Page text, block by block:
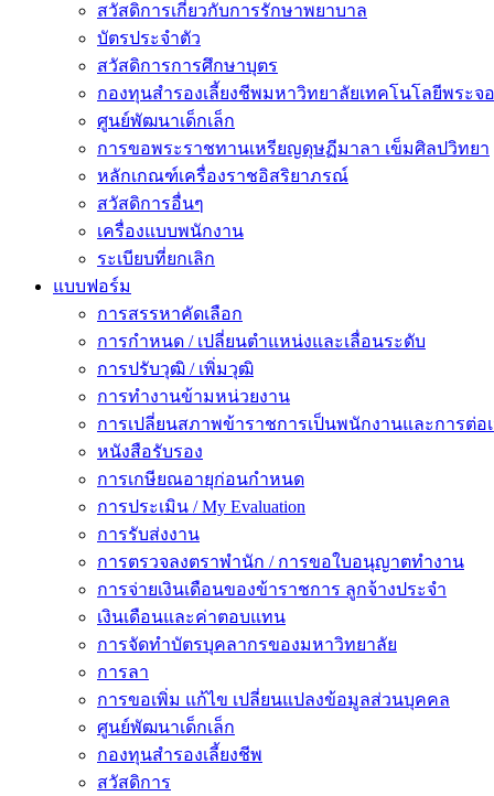
สวัสดิการเกี่ยวกับการรักษาพยาบาล
บัตรประจำตัว
สวัสดิการการศึกษาบุตร
กองทุนสำรองเลี้ยงชีพมหาวิทยาลัยเทคโนโลยีพระจ
ศูนย์พัฒนาเด็กเล็ก
การขอพระราชทานเหรียญดุษฏีมาลา เข็มศิลปวิทยา
หลักเกณฑ์เครื่องราชอิสริยาภรณ์
สวัสดิการอื่นๆ
เครื่องแบบพนักงาน
ระเบียบที่ยกเลิก
แบบฟอร์ม
การสรรหาคัดเลือก
การกำหนด / เปลี่ยนตำแหน่งและเลื่อนระดับ
การปรับวุฒิ / เพิ่มวุฒิ
การทำงานข้ามหน่วยงาน
การเปลี่ยนสภาพข้าราชการเป็นพนักงานและการต่อ
หนังสือรับรอง
การเกษียณอายุก่อนกำหนด
การประเมิน / My Evaluation
การรับส่งงาน
การตรวจลงตราพำนัก / การขอใบอนุญาตทำงาน
การจ่ายเงินเดือนของข้าราชการ ลูกจ้างประจำ
เงินเดือนและค่าตอบแทน
การจัดทำบัตรบุคลากรของมหาวิทยาลัย
การลา
การขอเพิ่ม แก้ไข เปลี่ยนแปลงข้อมูลส่วนบุคคล
ศูนย์พัฒนาเด็กเล็ก
กองทุนสำรองเลี้ยงชีพ
สวัสดิการ